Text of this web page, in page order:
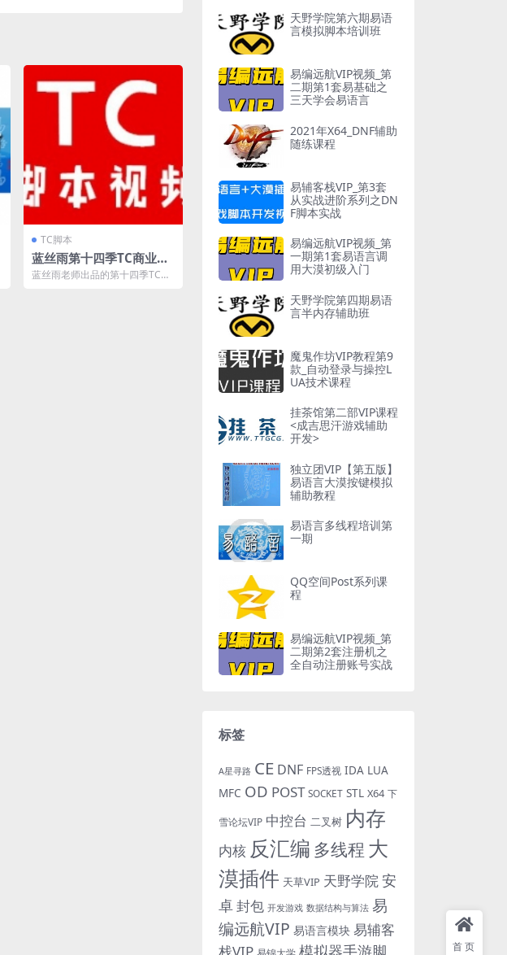
TC脚本
蓝丝雨第十四季TC商业手
游脚本实战系列《全民奇
蓝丝雨老师出品的第十四季TC商
天野学院第六期易语
言模拟脚本培训班
易编远航VIP视频_第
二期第1套易基础之
三天学会易语言
2021年X64_DNF辅助
随练课程
易辅客栈VIP_第3套
从实战进阶系列之DN
F脚本实战
易编远航VIP视频_第
一期第1套易语言调
用大漠初级入门
天野学院第四期易语
言半内存辅助班
魔鬼作坊VIP教程第9
款_自动登录与操控L
UA技术课程
挂茶馆第二部VIP课程
<成吉思汗游戏辅助
开发>
独立团VIP【第五版】
易语言大漠按键模拟
辅助教程
易语言多线程培训第
一期
QQ空间Post系列课
程
易编远航VIP视频_第
二期第2套注册机之
全自动注册账号实战
标签
A星寻路 CE DNF FPS透视 IDA LUA
MFC OD POST SOCKET STL X64 下
雪论坛VIP 中控台 二叉树 内存
内核 反汇编 多线程 大
漠插件 天草VIP 天野学院安
卓封包 开发游戏 数据结构与算法 易
编远航VIP 易语言模块 易辅客
模拟器手游脚 首页